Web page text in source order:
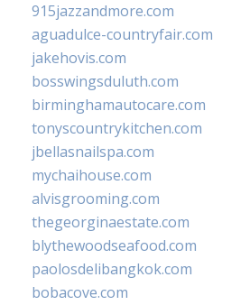
915jazzandmore.com
aguadulce-countryfair.com
jakehovis.com
bosswingsduluth.com
birminghamautocare.com
tonyscountrykitchen.com
jbellasnailspa.com
mychaihouse.com
alvisgrooming.com
thegeorginaestate.com
blythewoodseafood.com
paolosdelibangkok.com
bobacove.com